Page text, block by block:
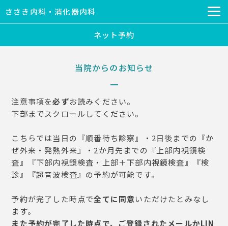
ささき内科・消化器内科
ネット予約
当院からのお知らせ
注意事項を必ずお読みください。
下部までスクロールしてください。
こちらでは当日の『順番待ち診察』・2日後までの『か
ぜ外来・発熱外来』・2か月先までの『上部内視鏡検
査』『下部内視鏡検査・上部＋下部内視鏡検査』『検
診』『超音波検査』の予約が可能です。
予約が完了した時点で全てに同意いただけたとみなし
ます。
また予約が完了した時点で、ご登録されたメールかLIN